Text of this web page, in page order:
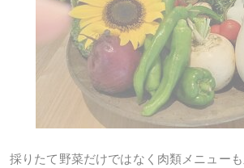
採りたて野菜だけではなく肉類メニューも